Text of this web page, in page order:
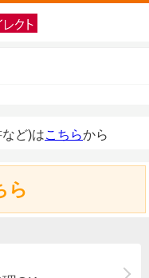
ど)はこちらから
ら